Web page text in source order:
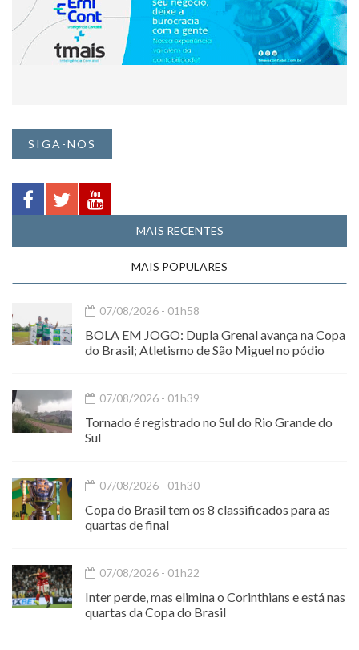
SIGA-NOS
MAIS RECENTES
MAIS POPULARES
07/08/2026 - 01h58
BOLA EM JOGO: Dupla Grenal avança na Copa
do Brasil; Atletismo de São Miguel no pódio
07/08/2026 - 01h39
Tornado é registrado no Sul do Rio Grande do
Sul
07/08/2026 - 01h30
Copa do Brasil tem os 8 classificados para as
quartas de final
07/08/2026 - 01h22
Inter perde, mas elimina o Corinthians e está nas
quartas da Copa do Brasil